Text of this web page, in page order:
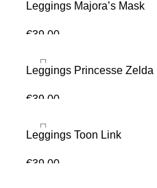
Leggings Majora’s Mask
€39.00
Leggings Princesse Zelda
€39.00
Leggings Toon Link
€39.00